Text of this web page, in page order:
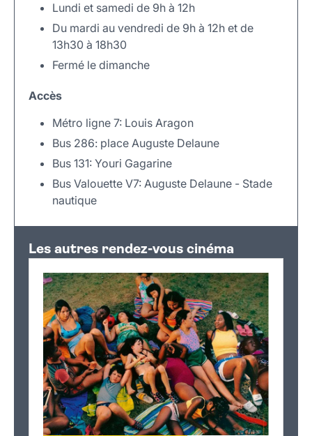
Lundi et samedi de 9h à 12h
Du mardi au vendredi de 9h à 12h et de
13h30 à 18h30
Fermé le dimanche
Accès
Métro ligne 7: Louis Aragon
Bus 286: place Auguste Delaune
Bus 131: Youri Gagarine
Bus Valouette V7: Auguste Delaune - Stade
nautique
+
−
Les autres rendez-vous cinéma